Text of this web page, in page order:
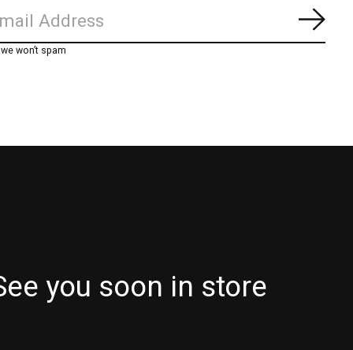
won’t spam
you soon in store